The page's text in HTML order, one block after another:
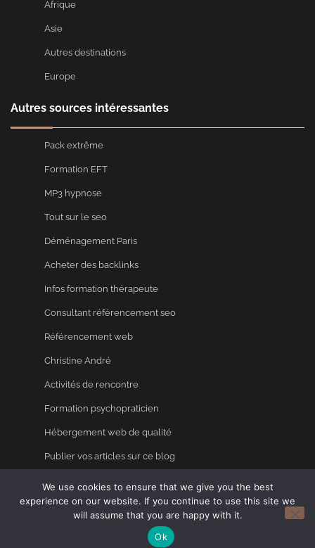
Afrique
Asie
Autres destinations
Europe
Autres sources intéressantes
Pack extrême
Formation EFT
MP3 hypnose
Tout sur le seo
Déménagement Paris
Acheter des backlinks
Infos formation thérapeute
Consultant référencement seo
Référencement web
Christine André
Activités de rencontre
Formation psychopraticien
Hébergement web de qualité
Publier vos articles sur ce blog
Copyright © 2026Blog ou on se sent bien. Un blog
Theme: Blog Center By
We use cookies to ensure that we give you the best
experience on our website. If you continue to use this site we
will assume that you are happy with it.
Ok